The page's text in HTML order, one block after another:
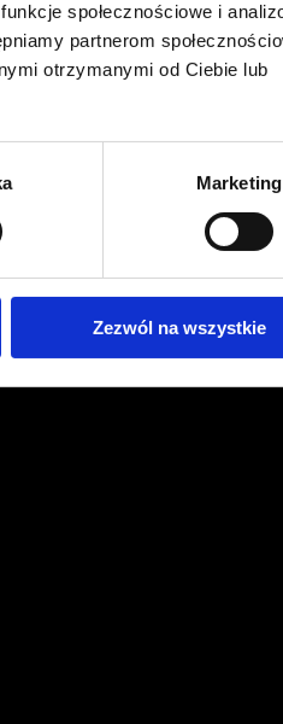
społecznościowe i
partnerom
otrzymanymi od Ciebie lub
Marketing
Zezwól na wszystkie